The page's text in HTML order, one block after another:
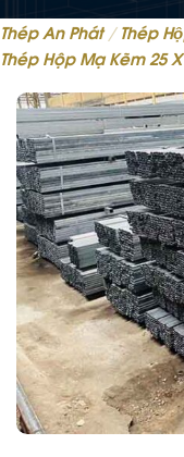
Thép An Phát / Thép
Thép Hộp Mạ Kẽm 25